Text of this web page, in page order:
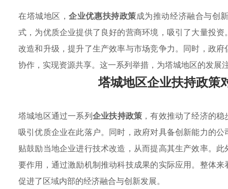
在塔城地区，企业优惠扶持政策成为推动经济融合与创
式，为优质企业提供了良好的营商环境，吸引了大量投
改造和升级，提升了生产效率与市场竞争力。同时，政
协作，实现资源共享。这一系列举措，为塔城地区的发
塔城地区企业扶持政策
塔城地区通过一系列企业扶持政策 ，有效推动了经济的
吸引优质企业在此落户。同时，政府对具备创新能力的
贴鼓励当地企业进行技术改造，从而提高其生产效率。
要作用，通过激励机制推动科技成果的实际应用。整体
促进了区域内部的经济融合与创新发展。